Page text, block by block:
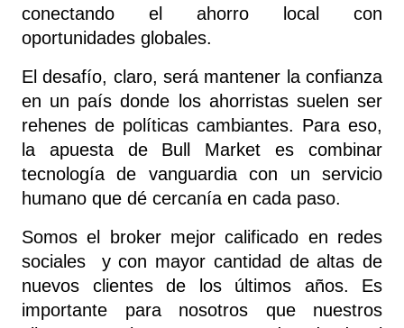
conectando el ahorro local con
oportunidades globales.
El desafío, claro, será mantener la confianza
en un país donde los ahorristas suelen ser
rehenes de políticas cambiantes. Para eso,
la apuesta de Bull Market es combinar
tecnología de vanguardia con un servicio
humano que dé cercanía en cada paso.
Somos el broker mejor calificado en redes
sociales  y con mayor cantidad de altas de
nuevos clientes de los últimos años. Es
importante para nosotros que nuestros